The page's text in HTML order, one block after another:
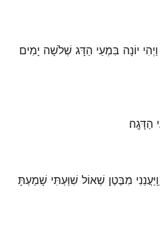
וַיְהִי יוֹנָה בִּמְעֵי הַדָּג שְׁלֹשָׁה יָמִים
הַדָּגָֽה׃
מִבֶּטֶן שְׁאוֹל שִׁוַּעְתִּי שָׁמַעְתָּ